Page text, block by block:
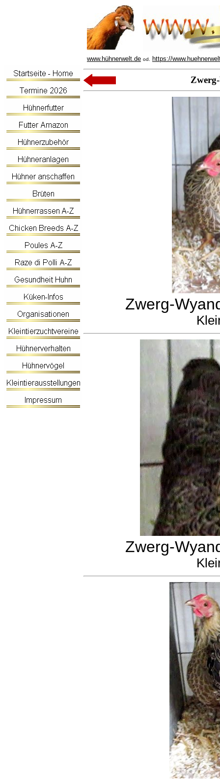
www.hühnerwelt.de od. https://
Zwerg-
Zwerg-